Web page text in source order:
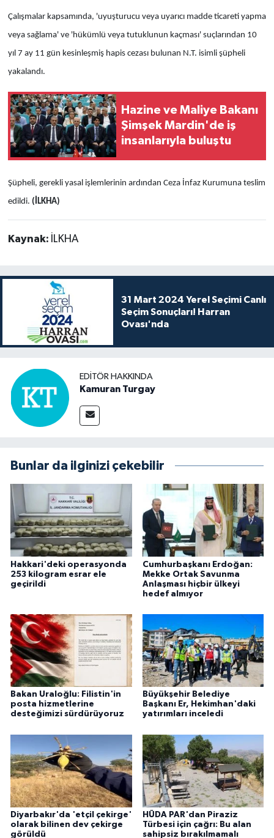
Çalışmalar kapsamında, 'uyuşturucu veya uyarıcı madde ticareti yapma
veya sağlama' ve 'hükümlü veya tutuklunun kaçması' suçlarından 10
yıl 7 ay 11 gün kesinleşmiş hapis cezası bulunan N.T. isimli şüpheli
yakalandı.
Hazine ve Maliye Bakanı
Şimşek Mardin'de iş
insanlarıyla buluştu
Şüpheli, gerekli yasal işlemlerinin ardından Ceza İnfaz Kurumuna teslim
edildi. (İLKHA)
Kaynak: İLKHA
31 Mart 2024 Yerel Seçimi Canlı
Seçim Sonuçları! Harran
Ovası'nda
EDITÖR HAKKINDA
Kamuran Turgay
Bunlar da ilginizi çekebilir
Hakkari'deki operasyonda
253 kilogram esrar ele
geçirildi
Cumhurbaşkanı Erdoğan:
Mekke Ortak Savunma
Anlaşması hiçbir ülkeyi
hedef almıyor
Bakan Uraloğlu: Filistin'in
posta hizmetlerine
desteğimizi sürdürüyoruz
Büyükşehir Belediye
Başkanı Er, Hekimhan'daki
yatırımları inceledi
Diyarbakır'da 'etçil çekirge'
olarak bilinen dev çekirge
görüldü
HÜDA PAR'dan Piraziz
Türbesi için çağrı: Bu alan
sahipsiz bırakılmamalı